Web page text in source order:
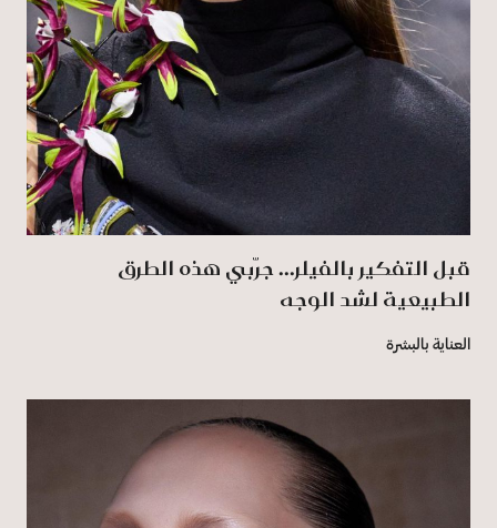
قبل التفكير بالفيلر... جرّبي هذه الطرق
الطبيعية لشد الوجه
العناية بالبشرة